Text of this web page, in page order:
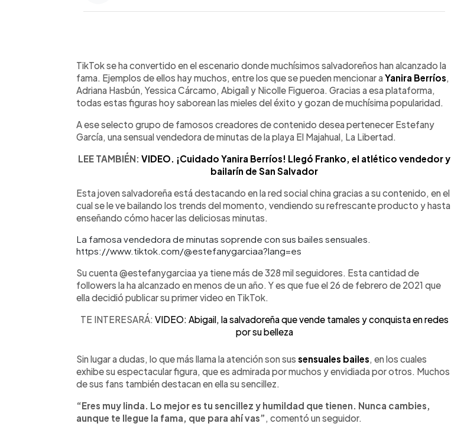
► Escuchar artículo
TikTok se ha convertido en el escenario donde muchísimos salvadoreños han alcanzado la
fama. Ejemplos de ellos hay muchos, entre los que se pueden mencionar aYanira Berríos,
Adriana Hasbún, Yessica Cárcamo, Abigaíl y Nicolle Figueroa. Gracias a esa plataforma,
todas estas figuras hoy saborean las mieles del éxito y gozan de muchísima popularidad.
A ese selecto grupo de famosos creadores de contenido desea pertenecer Estefany
García, una sensual vendedora de minutas de la playa El Majahual, La Libertad.
LEE TAMBIÉN: VIDEO. ¡Cuidado Yanira Berríos! Llegó Franko, el atlético vendedor y
bailarín de San Salvador
Esta joven salvadoreña está destacando en la red social china gracias a su contenido, en el
cual se le ve bailando los trends del momento, vendiendo su refrescante producto y hasta
enseñando cómo hacer las deliciosas minutas.
La famosa vendedora de minutas soprende con sus bailes sensuales.
https://www.tiktok.com/@estefanygarciaa?lang=es
Su cuenta @estefanygarciaa ya tiene más de 328 mil seguidores. Esta cantidad de
followers la ha alcanzado en menos de un año. Y es que fue el 26 de febrero de 2021 que
ella decidió publicar su primer video en TikTok.
TE INTERESARÁ: VIDEO: Abigail, la salvadoreña que vende tamales y conquista en redes
por su belleza
Sin lugar a dudas, lo que más llama la atención son sus sensuales bailes, en los cuales
exhibe su espectacular figura, que es admirada por muchos y envidiada por otros. Muchos
de sus fans también destacan en ella su sencillez.
“Eres muy linda. Lo mejor es tu sencillez y humildad que tienen. Nunca cambies,
aunque te llegue la fama, que para ahí vas”, comentó un seguidor.